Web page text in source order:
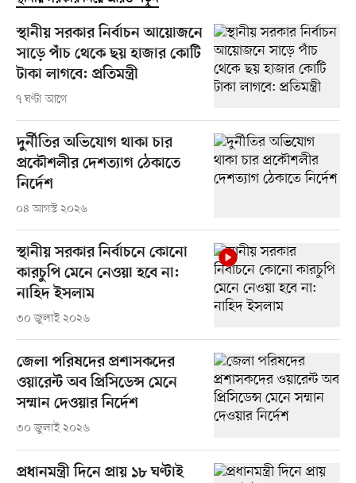
স্থানীয় সরকার নির্বাচন আয়োজনে
সাড়ে পাঁচ থেকে ছয় হাজার কোটি
টাকা লাগবে: প্রতিমন্ত্রী
৭ ঘণ্টা আগে
দুর্নীতির অভিযোগ থাকা চার
প্রকৌশলীর দেশত্যাগ ঠেকাতে
নির্দেশ
০৪ আগস্ট ২০২৬
স্থানীয় সরকার নির্বাচনে কোনো
কারচুপি মেনে নেওয়া হবে না:
নাহিদ ইসলাম
৩০ জুলাই ২০২৬
জেলা পরিষদের প্রশাসকদের
ওয়ারেন্ট অব প্রিসিডেন্স মেনে
সম্মান দেওয়ার নির্দেশ
৩০ জুলাই ২০২৬
প্রধানমন্ত্রী দিনে প্রায় ১৮ ঘণ্টাই